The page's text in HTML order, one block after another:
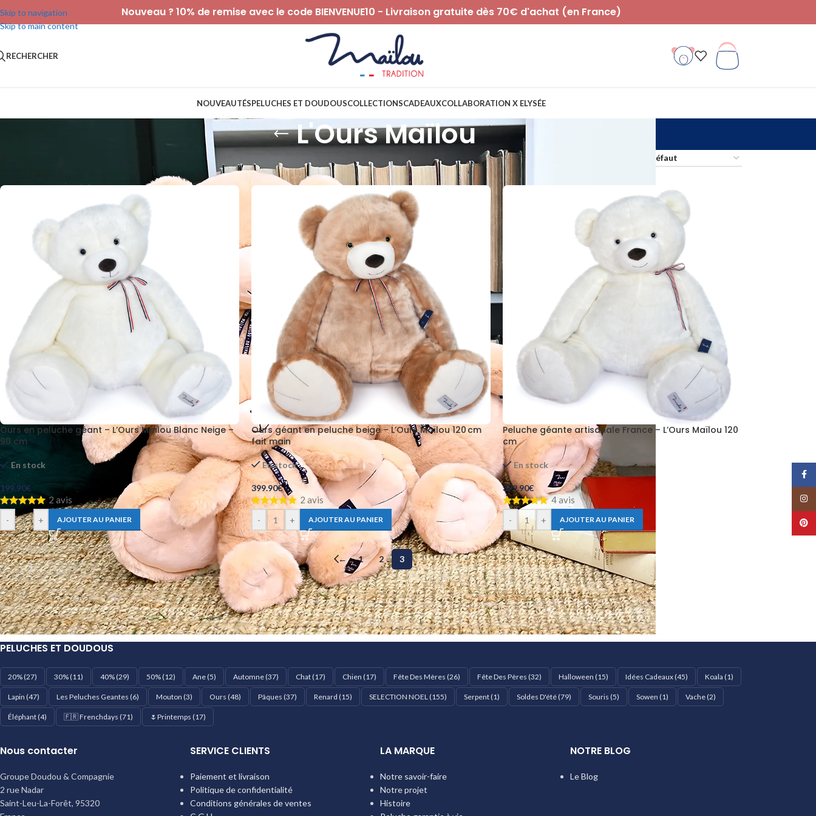
Skip to navigation
Skip to main content
Nouveau ? 10% de remise avec le code BIENVENUE10 - Livraison gratuite dès 70€ d'achat (en France)
RECHERCHER
NOUVEAUTÉSPELUCHES ET DOUDOUSCOLLECTIONSCADEAUXCOLLABORATION X ELYSÉE
L'Ours Maïlou
Afficher 12 18 24
Ours en peluche géant – L’Ours Maïlou Blanc Neige –
90 cm
En stock
199.90€
2 avis
- + AJOUTER AU PANIER
Ours géant en peluche beige – L’Ours Maïlou 120 cm
fait main
En stock
399.90€
2 avis
- + AJOUTER AU PANIER
Peluche géante artisanale France – L’Ours Maïlou 120
cm
En stock
399.90€
4 avis
- + AJOUTER AU PANIER
← 1 2 3
PELUCHES ET DOUDOUS
20%(27) 30%(11) 40%(29) 50%(12) Ane(5) Automne(37) Chat(17) Chien (17) Fête Des Mères (26) Fête Des Pères (32) Halloween (15) Idées Cadeaux(45) Koala (1)
Lapin (47) Les Peluches Geantes (6) Mouton (3) Ours (48) Pâques (37) Renard (15) SELECTION NOEL (155) Serpent(1) Soldes D'été(79) Souris (5) Sowen (1) Vache(2)
Éléphant(4) 🇫🇷 Frenchdays (71) 🌷Printemps (17)
Nous contacter
Groupe Doudou & Compagnie
2 rue Nadar
Saint-Leu-La-Forêt, 95320
SERVICE CLIENTS
Paiement et livraison
Politique de confidentialité
Conditions générales de ventes
LA MARQUE
Notre savoir-faire
Notre projet
Histoire
NOTRE BLOG
Le Blog